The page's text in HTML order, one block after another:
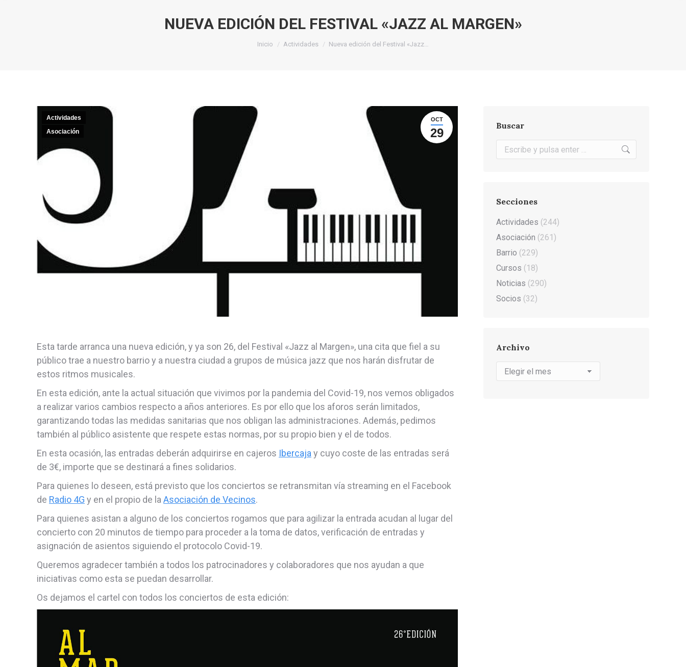
NUEVA EDICIÓN DEL FESTIVAL «JAZZ AL MARGEN»
Estás aquí:
Inicio Actividades Nueva edición del Festival «Jazz…
OCT
29
Actividades
Asociación
Esta tarde arranca una nueva edición, y ya son 26, del Festival «Jazz al Margen», una cita que fiel a su
público trae a nuestro barrio y a nuestra ciudad a grupos de música jazz que nos harán disfrutar de
estos ritmos musicales.
En esta edición, ante la actual situación que vivimos por la pandemia del Covid-19, nos vemos obligados
a realizar varios cambios respecto a años anteriores. Es por ello que los aforos serán limitados,
garantizando todas las medidas sanitarias que nos obligan las administraciones. Además, pedimos
también al público asistente que respete estas normas, por su propio bien y el de todos.
En esta ocasión, las entradas deberán adquirirse en cajeros Ibercaja y cuyo coste de las entradas será
de 3€, importe que se destinará a fines solidarios.
Para quienes lo deseen, está previsto que los conciertos se retransmitan vía streaming en el Facebook
de Radio 4G y en el propio de la Asociación de Vecinos.
Para quienes asistan a alguno de los conciertos rogamos que para agilizar la entrada acudan al lugar del
concierto con 20 minutos de tiempo para proceder a la toma de datos, verificación de entradas y
asignación de asientos siguiendo el protocolo Covid-19.
Queremos agradecer también a todos los patrocinadores y colaboradores que nos ayudan a que
iniciativas como esta se puedan desarrollar.
Os dejamos el cartel con todos los conciertos de esta edición:
Buscar
Buscar:
Secciones
Actividades (244)
Asociación (261)
Barrio (229)
Cursos (18)
Noticias (290)
Socios (32)
Archivo
Archivo